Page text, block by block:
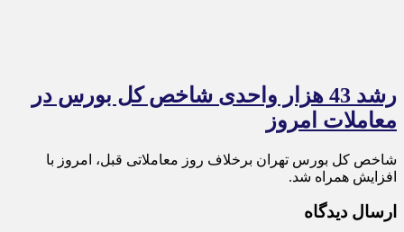
رشد 43 هزار واحدی شاخص کل بورس در
معاملات امروز
شاخص کل بورس تهران برخلاف روز معاملاتی قبل، امروز با
افزایش همراه شد.
ارسال دیدگاه